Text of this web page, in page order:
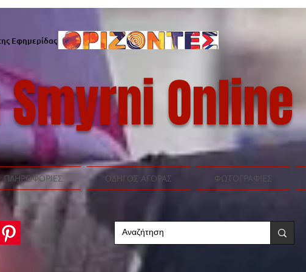
Εφημερίδας
Online
ΠΛΗΡΟΦΟΡΙΕΣ ΟΔΗΓΟΣ ΑΓΟΡΑΣ ΦΩΤΟΓΡΑΦΙΕΣ